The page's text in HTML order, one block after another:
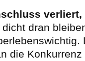
dicht dran
die